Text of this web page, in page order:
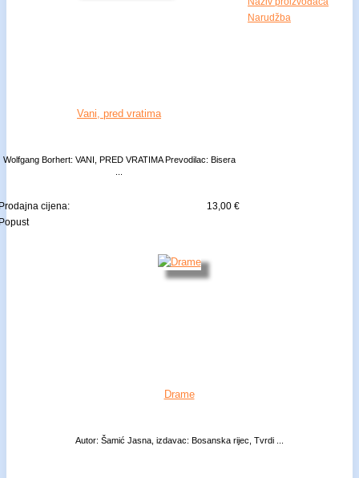
Narudžba
Vani, pred vratima
Wolfgang Borhert: VANI, PRED VRATIMA Prevodilac: Bisera
cijena:
13,00 €
Drame
Autor: Šamić Jasna, izdavac: Bosanska rijec, Tvrdi ...